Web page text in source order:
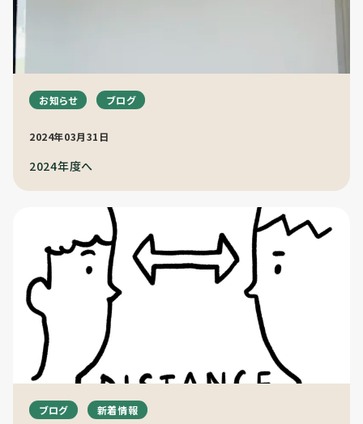
お知らせ ブログ
2024年03月31日
2024年度へ
ブログ 新着情報